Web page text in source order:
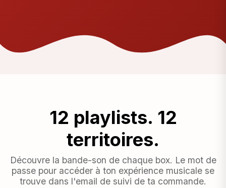
12 playlists. 12
territoires.
Découvre la bande-son de chaque box. Le mot de
passe pour accéder à ton expérience musicale se
trouve dans l'email de suivi de ta commande.